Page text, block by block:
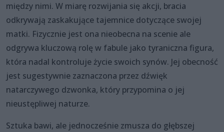
między nimi. W miarę rozwijania się akcji, bracia
odkrywają zaskakujące tajemnice dotyczące swojej
matki. Fizycznie jest ona nieobecna na scenie ale
odgrywa kluczową rolę w fabule jako tyraniczna figura,
która nadal kontroluje życie swoich synów. Jej obecność
jest sugestywnie zaznaczona przez dźwięk
natarczywego dzwonka, który przypomina o jej
nieustępliwej naturze.
Sztuka bawi, ale jednocześnie zmusza do głębszej